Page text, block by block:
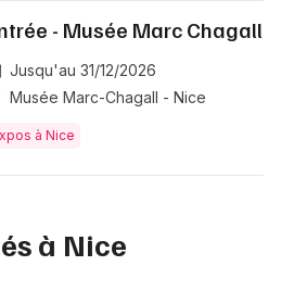
- Musée Marc Chagall
Jusqu'au 31/12/2026
Musée Marc-Chagall - Nice
à Nice
à Nice